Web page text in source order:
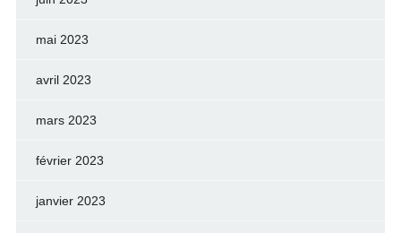
mai 2023
avril 2023
mars 2023
février 2023
janvier 2023